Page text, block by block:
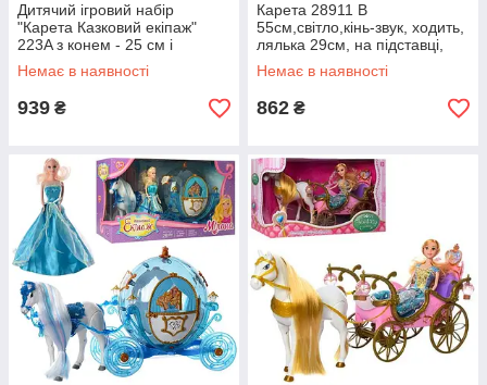
Дитячий ігровий набір
"Карета Казковий екіпаж"
223A з конем - 25 см і
лялькою -29 см; звук, світло
Немає в наявності
939 ₴
Карета 28911 B
55см,світло,кінь-звук, ходить,
лялька 29см, на підставці,
2цв, бат, в коробці
Немає в наявності
862 ₴